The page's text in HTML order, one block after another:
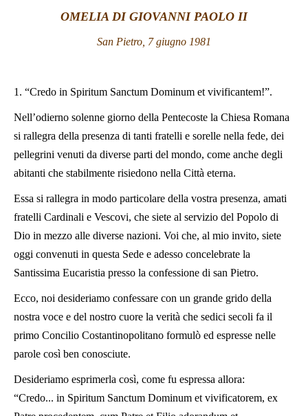
OMELIA DI GIOVANNI PAOLO II
San Pietro, 7 giugno 1981
1. “Credo in Spiritum Sanctum Dominum et vivificantem!”.
Nell’odierno solenne giorno della Pentecoste la Chiesa Romana
si rallegra della presenza di tanti fratelli e sorelle nella fede, dei
pellegrini venuti da diverse parti del mondo, come anche degli
abitanti che stabilmente risiedono nella Città eterna.
Essa si rallegra in modo particolare della vostra presenza, amati
fratelli Cardinali e Vescovi, che siete al servizio del Popolo di
Dio in mezzo alle diverse nazioni. Voi che, al mio invito, siete
oggi convenuti in questa Sede e adesso concelebrate la
Santissima Eucaristia presso la confessione di san Pietro.
Ecco, noi desideriamo confessare con un grande grido della
nostra voce e del nostro cuore la verità che sedici secoli fa il
primo Concilio Costantinopolitano formulò ed espresse nelle
parole così ben conosciute.
Desideriamo esprimerla così, come fu espressa allora:
“Credo... in Spiritum Sanctum Dominum et vivificatorem, ex